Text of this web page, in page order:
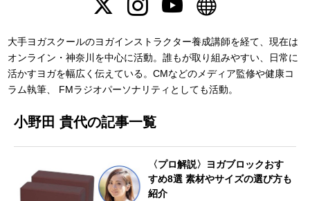
大手ヨガスクールのヨガインストラクター養成講師を経て、現在は
オンライン・神奈川を中心に活動。誰もが取り組みやすい、日常に
活かすヨガを幅広く伝えている。CMなどのメディア監修や健康コ
ラム執筆、 FMラジオパーソナリティとしても活動。
小野田 貴代の記事一覧
〈プロ解説〉ヨガブロックおす
すめ8選 素材やサイズの選び方も
紹介